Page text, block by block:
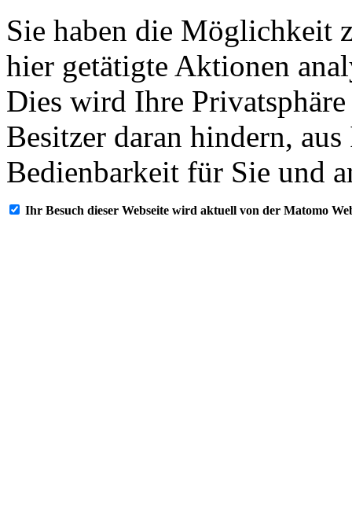
Sie haben die Möglichkeit
hier getätigte Aktionen
Dies wird Ihre
Besitzer daran hindern,
Bedienbarkeit für Sie und
Ihr Besuch dieser Webseite wird aktuell von der Matomo